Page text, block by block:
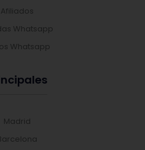
Afiliados
Whatsapp
Whatsapp
Madrid